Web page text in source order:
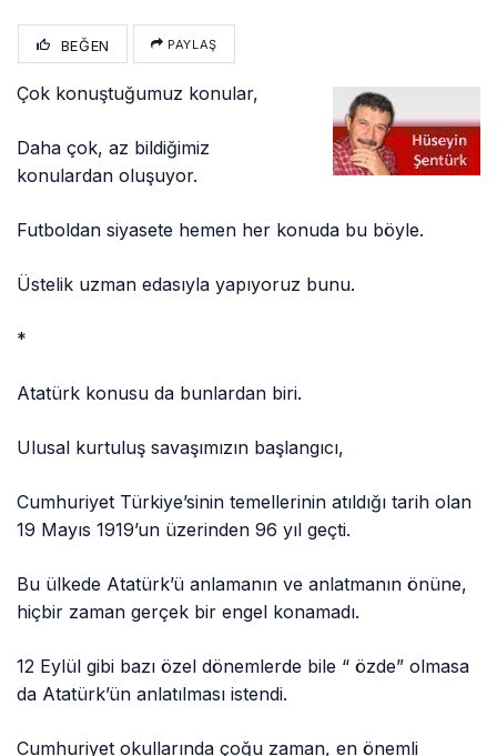
BEĞEN PAYLAŞ
Çok konuştuğumuz konular,
Daha çok, az bildiğimiz
konulardan oluşuyor.
Futboldan siyasete hemen her konuda bu böyle.
Üstelik uzman edasıyla yapıyoruz bunu.
*
Atatürk konusu da bunlardan biri.
Ulusal kurtuluş savaşımızın başlangıcı,
Cumhuriyet Türkiye’sinin temellerinin atıldığı tarih olan
19 Mayıs 1919’un üzerinden 96 yıl geçti.
Bu ülkede Atatürk’ü anlamanın ve anlatmanın önüne,
hiçbir zaman gerçek bir engel konamadı.
12 Eylül gibi bazı özel dönemlerde bile “ özde” olmasa
da Atatürk’ün anlatılması istendi.
Cumhuriyet okullarında çoğu zaman, en önemli